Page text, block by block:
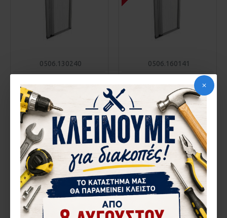
0506.130240
ΥΨΟΣ220ΕΩΣ240
132,46€
ΚΑΛΆΘΙ
Αγορά
0506.160141
ΣΥΤΑ PLISSE STARLA KIT
ΠΛ130ΕΩΣ160
ΥΨΟΣ100ΕΩΣ140
109,37€
ΚΑΛΆΘΙ
Αγορά
1-3 ΗΜΈΡΕΣ